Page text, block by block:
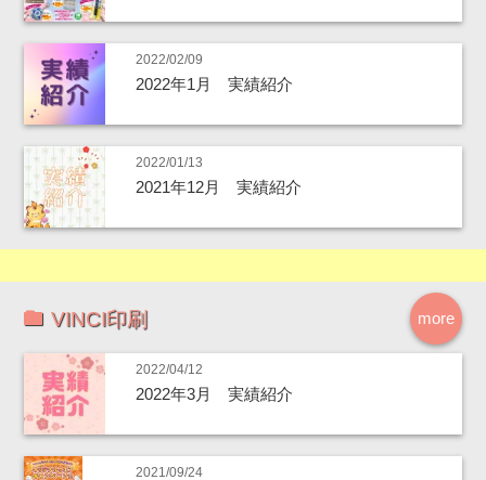
2022/02/09
2022年1月 実績紹介
2022/01/13
2021年12月 実績紹介
more
VINCI印刷
2022/04/12
2022年3月 実績紹介
2021/09/24